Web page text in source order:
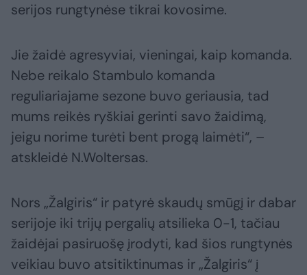
serijos rungtynėse tikrai kovosime.
Jie žaidė agresyviai, vieningai, kaip komanda.
Nebe reikalo Stambulo komanda
reguliariajame sezone buvo geriausia, tad
mums reikės ryškiai gerinti savo žaidimą,
jeigu norime turėti bent progą laimėti“, –
atskleidė N.Woltersas.
Nors „Žalgiris“ ir patyrė skaudų smūgį ir dabar
serijoje iki trijų pergalių atsilieka 0-1, tačiau
žaidėjai pasiruošę įrodyti, kad šios rungtynės
veikiau buvo atsitiktinumas ir „Žalgiris“ į